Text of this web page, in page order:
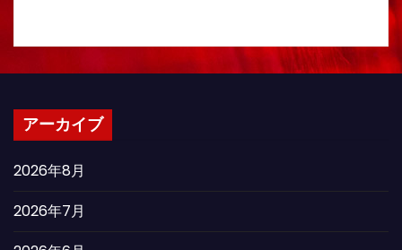
アーカイブ
2026年8月
2026年7月